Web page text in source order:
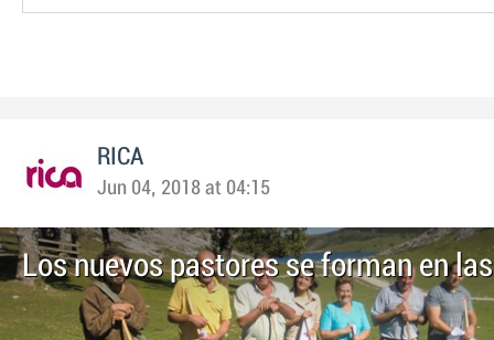
RICA
Jun 04, 2018 at 04:15
Los nuevos pastores se forman en